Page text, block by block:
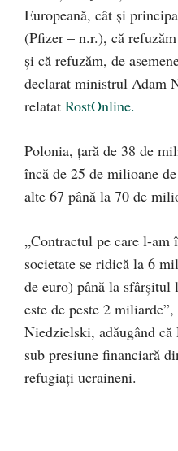
Europeană, cât şi
(Pfizer – n.r.), că
şi că refuzăm, de
declarat ministrul Adam
relatat RostOnline.
Polonia, ţară de 38 de
încă de 25 de milioane
alte 67 până la 70 de
„Contractul pe care l-am
societate se ridică la 6
de euro) până la
este de peste 2
Niedzielski, adăugând
sub presiune financiară
refugiaţi ucraineni.